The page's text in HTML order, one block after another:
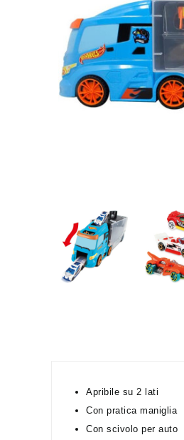
Apribile su 2 lati
Con pratica maniglia
Con scivolo per auto